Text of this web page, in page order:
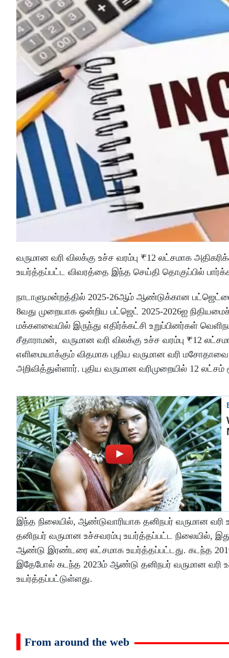
வருமான வரி விலக்கு உச்ச வரம்பு ₹12 லட்சமாக
உயர்த்தப்பட்ட விவரத்தை இந்த செய்தி தொகுப்பில்
நாடாளுமன்றத்தில் 2025-26ஆம் ஆண்டுக்கான
8வது முறையாக ஒன்றிய பட்ஜெட் 2025-2026ஐ
மக்களவையில் இருந்து எதிர்க்கட்சி உறுப்பினர்கள்
சீதாராமன், வருமான வரி விலக்கு உச்ச வரம்பு ₹12
எளிமையாக்கும் விதமாக புதிய வருமான வரி
அறிவித்துள்ளார். புதிய வருமான வரிமுறையில் 12
இந்த நிலையில், ஆண்டுவாரியாக தனிநபர் வருமான வரி
தனிநபர் வருமான உச்சவரம்பு உயர்த்தப்பட்ட
ஆண்டு இரண்டரை லட்சமாக உயர்த்தப்பட்டது. கடந்த
இதேபோல் கடந்த 2023ம் ஆண்டு தனிநபர் வருமான வரி
உயர்த்தப்பட்டுள்ளது.
From around the web